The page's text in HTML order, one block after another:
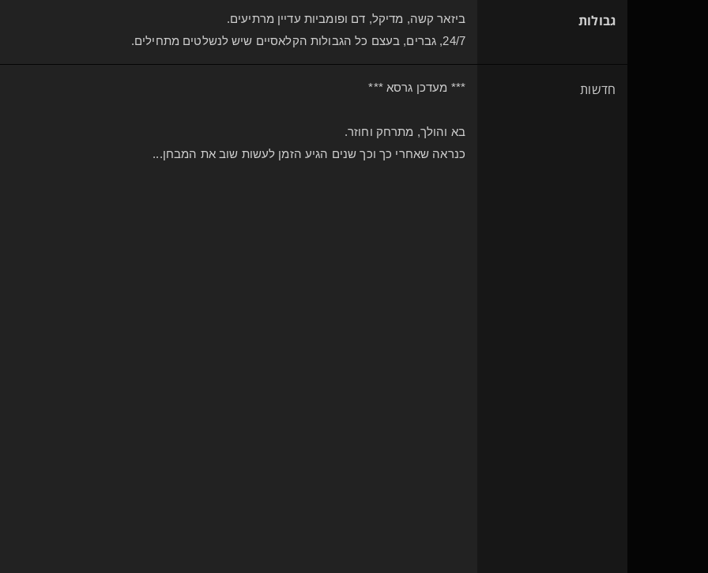
גבולות
ביזאר קשה, מדיקל, דם ופומביות עדיין מרתיעים.
24/7, גברים, בעצם כל הגבולות הקלאסיים שיש לנשלטים מתחילים.
חדשות *** מעדכן גרסא ***
בא והולך, מתרחק וחוזר.
כנראה שאחרי כך וכך שנים הגיע הזמן לעשות שוב את המבחן...